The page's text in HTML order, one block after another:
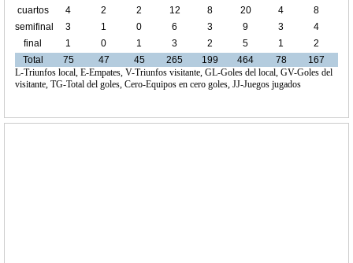
cuartos
de final
4 2 2 12 8 20 4
8
semifinal
3 1 0 6 3 9 3
4
final
1 0 1 3 2 5 1
2
Total
75 47 45 265 199 464 78
167
L-Triunfos local, E-Empates, V-Triunfos visitante, GL-Goles del local, GV-Goles del
visitante, TG-Total del goles, Cero-Equipos en cero goles, JJ-Juegos jugados